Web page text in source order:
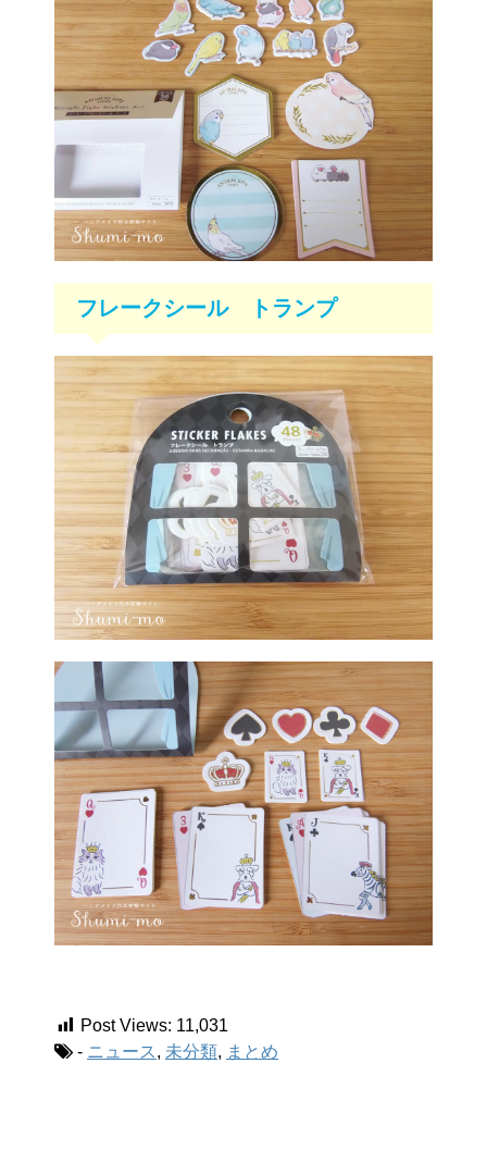
フレークシール トランプ
Post Views: 11,031
- ニュース , 未分類, まとめ